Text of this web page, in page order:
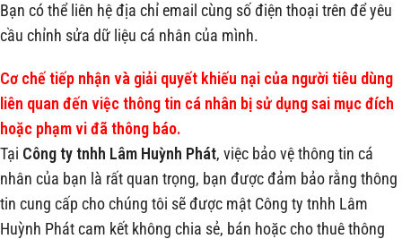
Bạn có thể liên hệ địa chỉ email cùng số điện thoại trên để yêu
cầu chỉnh sửa dữ liệu cá nhân của mình.
Cơ chế tiếp nhận và giải quyết khiếu nại của người tiêu dùng
liên quan đến việc thông tin cá nhân bị sử dụng sai mục đích
hoặc phạm vi đã thông báo.
Tại Công ty tnhh Lâm Huỳnh Phát, việc bảo vệ thông tin cá
nhân của bạn là rất quan trọng, bạn được đảm bảo rằng thông
tin cung cấp cho chúng tôi sẽ được mật Công ty tnhh Lâm
Huỳnh Phát cam kết không chia sẻ, bán hoặc cho thuê thông